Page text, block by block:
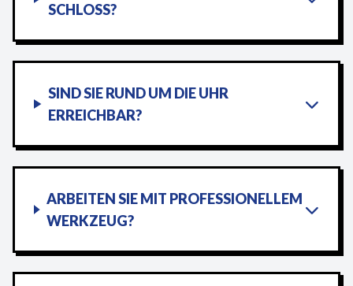
SCHLOSS?
SIND SIE RUND UM DIE UHR
ERREICHBAR?
ARBEITEN SIE MIT PROFESSIONELLEM
WERKZEUG?